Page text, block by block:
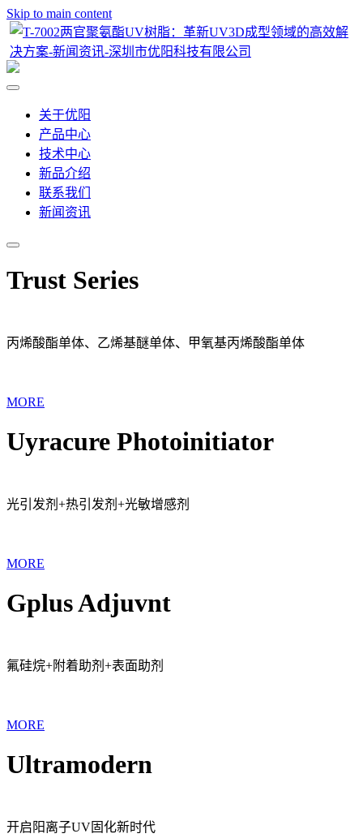
Skip to main content
关于优阳
产品中心
技术中心
新品介绍
联系我们
新闻资讯
Trust Series
丙烯酸酯单体、乙烯基醚单体、甲氧基丙烯酸酯单体
MORE
Uyracure Photoinitiator
光引发剂+热引发剂+光敏增感剂
MORE
Gplus Adjuvnt
氟硅烷+附着助剂+表面助剂
MORE
Ultramodern
开启阳离子UV固化新时代